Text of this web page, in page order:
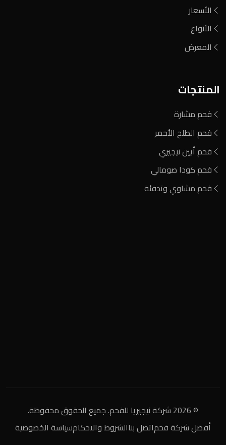
الأسعار
الأنواع
المعرض
المنتجات
فحم مشارة
فحم الطلح الأحمر
فحم أيين نيجيري
فحم كودا صومالي
فحم مشاوي وتدفئة
© 2026 شركة نيجيريا للفحم. جميع الحقوق محفوظة.
أفضل شركة فحماتصل بناالشروط والاحكامسياسة الخصوصية